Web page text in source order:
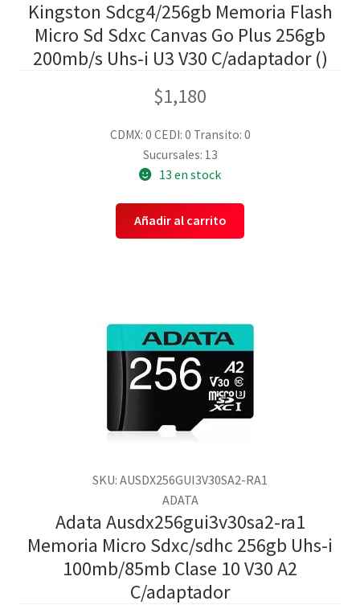
Kingston Sdcg4/256gb Memoria Flash
Micro Sd Sdxc Canvas Go Plus 256gb
200mb/s Uhs-i U3 V30 C/adaptador ()
$1,180
CDMX: 0 CEDI: 0 Transito: 0
Sucursales: 13
13 en stock
Añadir al carrito
SKU: AUSDX256GUI3V30SA2-RA1
ADATA
Adata Ausdx256gui3v30sa2-ra1
Memoria Micro Sdxc/sdhc 256gb Uhs-i
100mb/85mb Clase 10 V30 A2
C/adaptador